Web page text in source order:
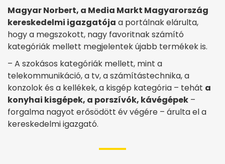
Magyar Norbert, a Media Markt Magyarország
kereskedelmi igazgatója a portálnak elárulta,
hogy a megszokott, nagy favoritnak számító
kategóriák mellett megjelentek újabb termékek is.
– A szokásos kategóriák mellett, mint a
telekommunikáció, a tv, a számítástechnika, a
konzolok és a kellékek, a kisgép kategória – tehát a
konyhai kisgépek, a porszívók, kávégépek –
forgalma nagyot erősödött év végére – árulta el a
kereskedelmi igazgató.